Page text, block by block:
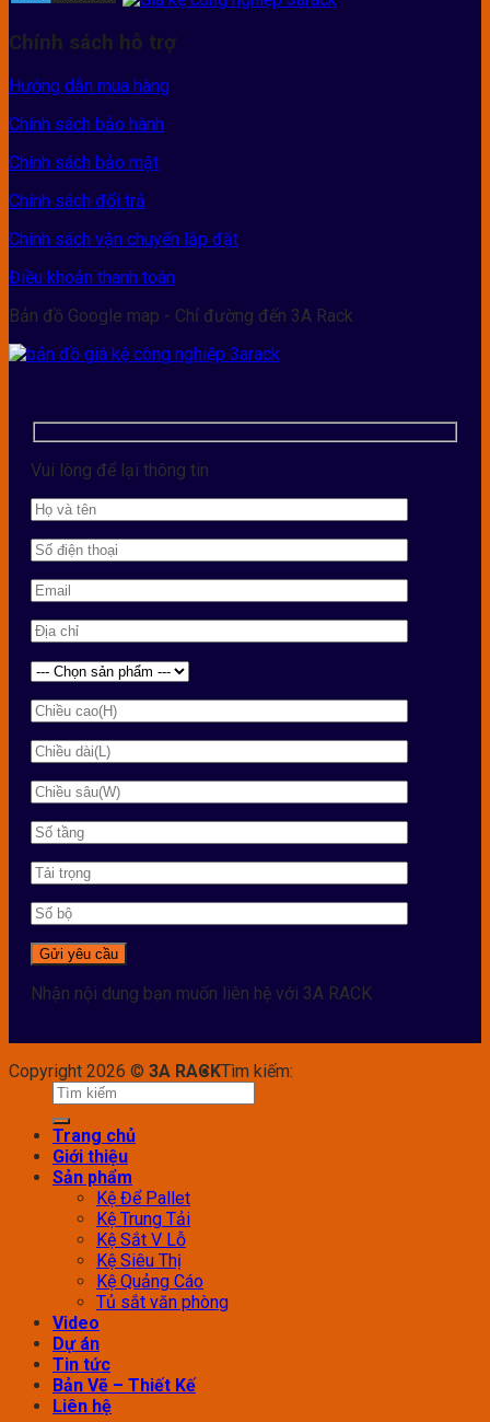
Chính sách hỗ trợ
Hướng dẫn mua hàng
Chính sách bảo hành
Chính sách bảo mật
Chính sách đổi trả
Chính sách vận chuyển lắp đặt
Điều khoản thanh toán
Bản đồ Google map - Chỉ đường đến 3A Rack
Vui lòng để lại thông tin
Nhận nội dung bạn muốn liên hệ với 3A RACK
Copyright 2026 © 3A RACKTìm kiếm:
Trang chủ
Giới thiệu
Sản phẩm
Kệ Để Pallet
Kệ Trung Tải
Kệ Sắt V Lỗ
Kệ Siêu Thị
Kệ Quảng Cáo
Tủ sắt văn phòng
Video
Dự án
Tin tức
Bản Vẽ – Thiết Kế
Liên hệ